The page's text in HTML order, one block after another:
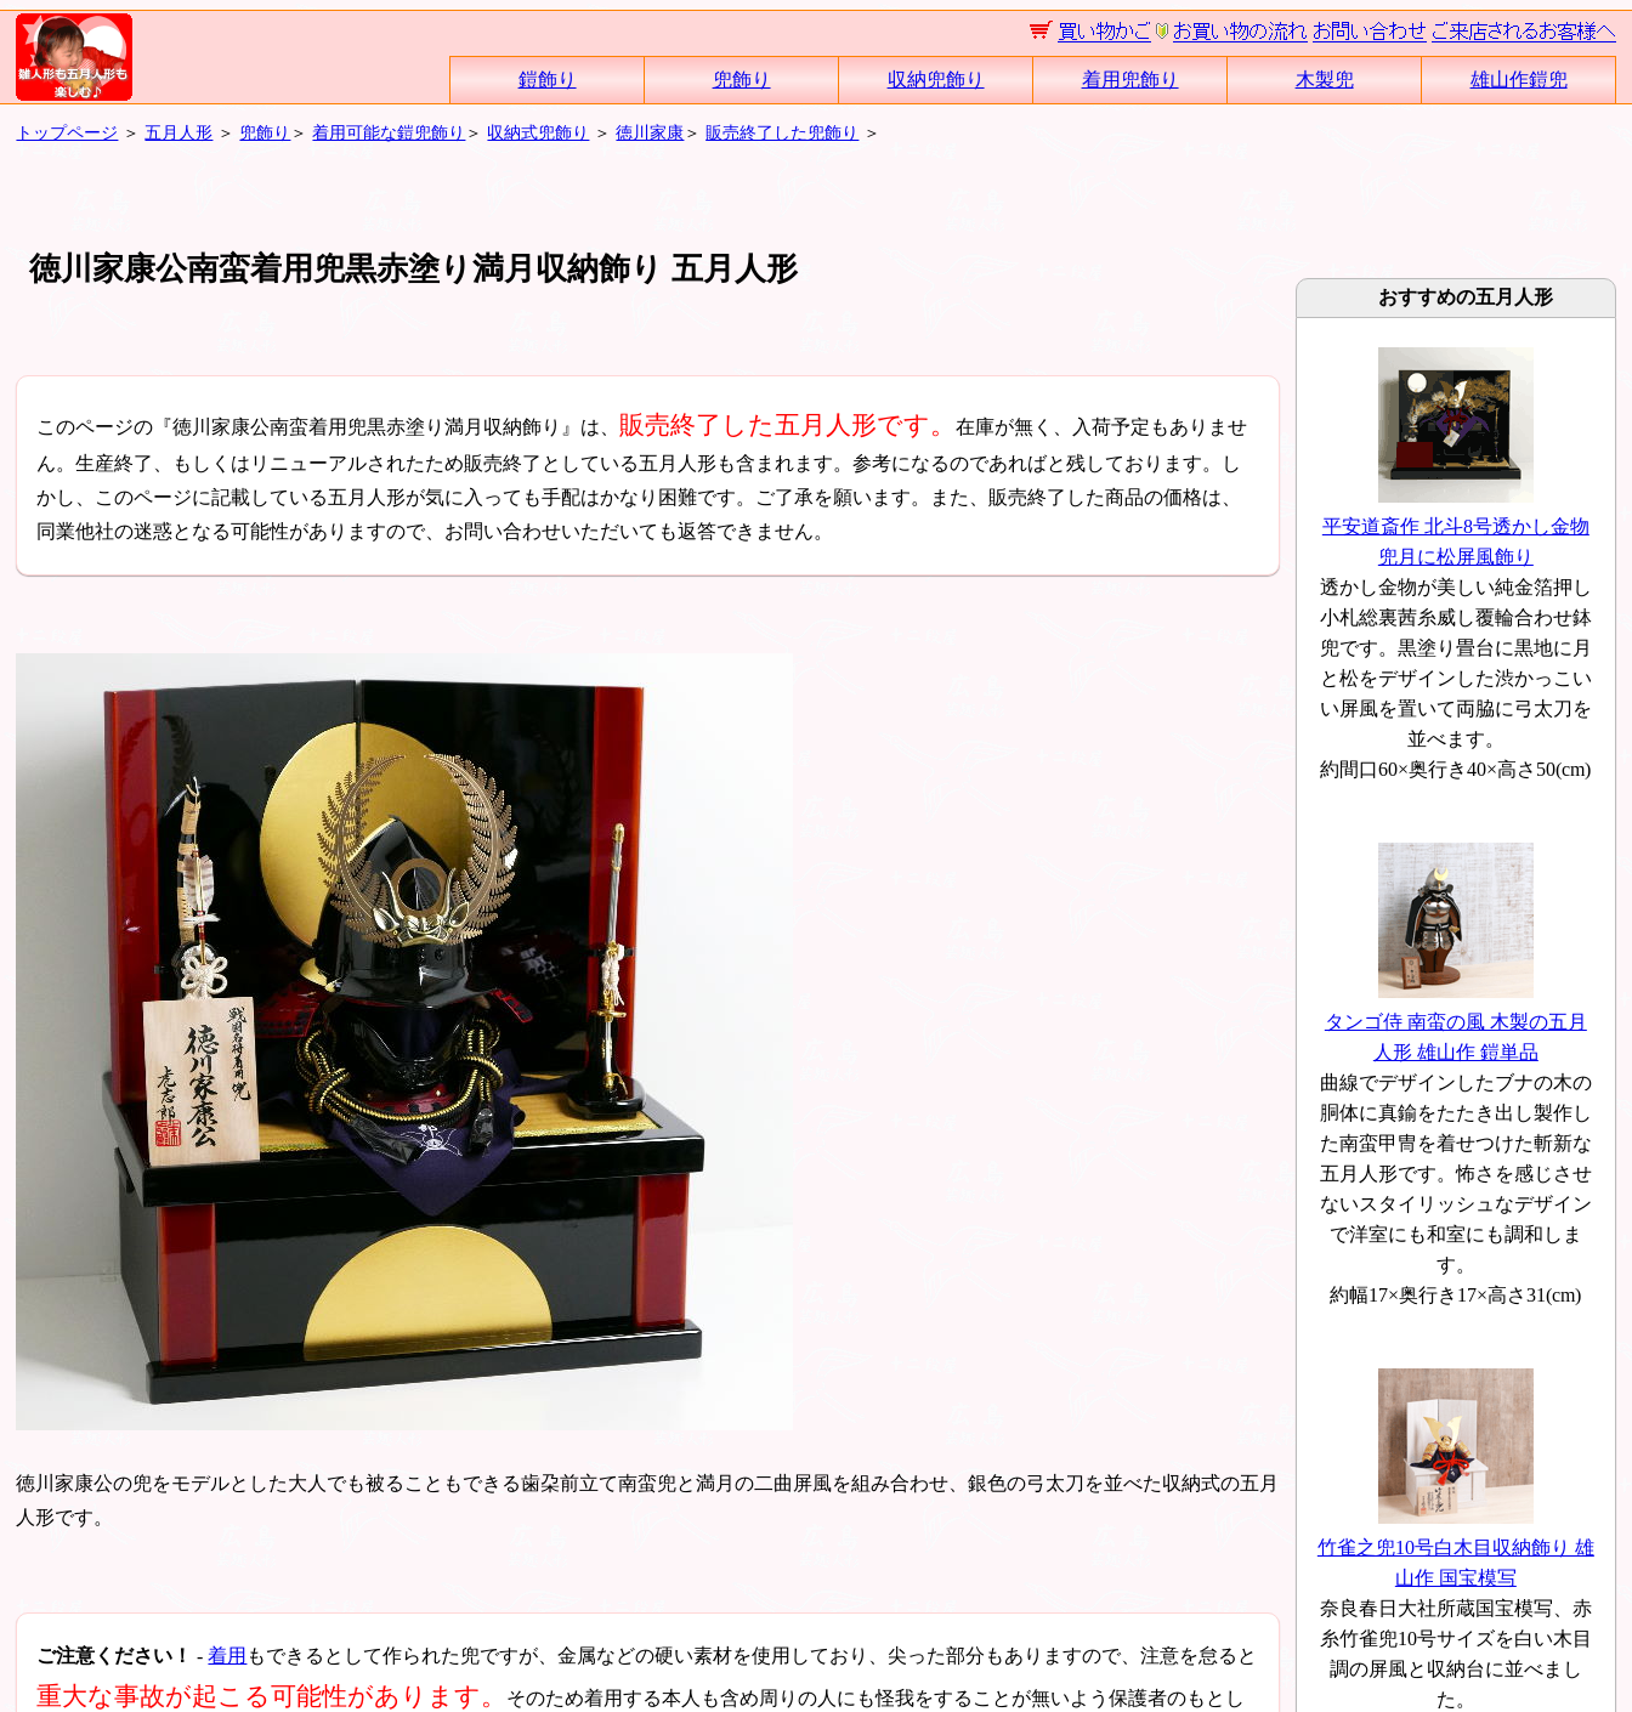
鎧飾り 兜飾り 収納兜飾り 着用兜飾り 木製兜 雄山作鎧兜
トップページ ＞五月人形 ＞ 兜飾り ＞着用可能な鎧兜飾り ＞ 収納式兜飾り ＞徳川家康＞販売終了した兜飾り ＞
徳川家康公南蛮着用兜黒赤塗り満月収納飾り 五月人形
このページの『徳川家康公南蛮着用兜黒赤塗り満月収納飾り』は、 販売終了した五月人形です。在庫が無く、入荷予定もありませ
ん。生産終了、もしくはリニューアルされたため販売終了としている五月人形も含まれます。参考になるのであればと残しております。し
かし、このページに記載している五月人形が気に入っても手配はかなり困難です。ご了承を願います。また、販売終了した商品の価格は、
同業他社の迷惑となる可能性がありますので、お問い合わせいただいても返答できません。
徳川家康公の兜をモデルとした大人でも被ることもできる歯朶前立て南蛮兜と満月の二曲屏風を組み合わせ、銀色の弓太刀を並べた収納式の五月
人形です。
ご注意ください！ -着用 もできるとして作られた兜ですが、金属などの硬い素材を使用しており、尖った部分もありますので、注意を怠ると
重大な事故が起こる可能性があります。
そのため着用する本人も含め周りの人にも怪我をすることが無いよう保護者のもとし
おすすめの五月人形
平安道斎作 北斗8号透かし金物
兜月に松屏風飾り
透かし金物が美しい純金箔押し
小札総裏茜糸威し覆輪合わせ鉢
兜です。黒塗り畳台に黒地に月
と松をデザインした渋かっこい
い屏風を置いて両脇に弓太刀を
並べます。
約間口60×奥行き40×高さ50(cm)
タンゴ侍 南蛮の風 木製の五月
人形 雄山作 鎧単品
曲線でデザインしたブナの木の
胴体に真鍮をたたき出し製作し
た南蛮甲冑を着せつけた斬新な
五月人形です。怖さを感じさせ
ないスタイリッシュなデザイン
で洋室にも和室にも調和しま
す。
約幅17×奥行き17×高さ31(cm)
竹雀之兜10号白木目収納飾り 雄
山作 国宝模写
奈良春日大社所蔵国宝模写、赤
糸竹雀兜10号サイズを白い木目
調の屏風と収納台に並べまし
た。